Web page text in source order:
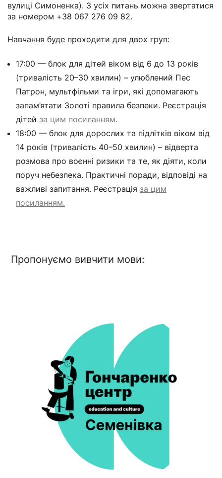
вулиці Симоненка). З усіх питань можна звертатися
за номером +38 067 276 09 82.
Навчання буде проходити для двох груп:
17:00 — блок для дітей віком від 6 до 13 років
(тривалість 20–30 хвилин) – улюблений Пес
Патрон, мультфільми та ігри, які допомагають
запам’ятати Золоті правила безпеки. Реєстрація
дітей за цим посиланням.
18:00 — блок для дорослих та підлітків віком від
14 років (тривалість 40–50 хвилин) – відверта
розмова про воєнні ризики та те, як діяти, коли
поруч небезпека. Практичні поради, відповіді на
важливі запитання. Реєстрація за цим
посиланням.
Пропонуємо вивчити мови: